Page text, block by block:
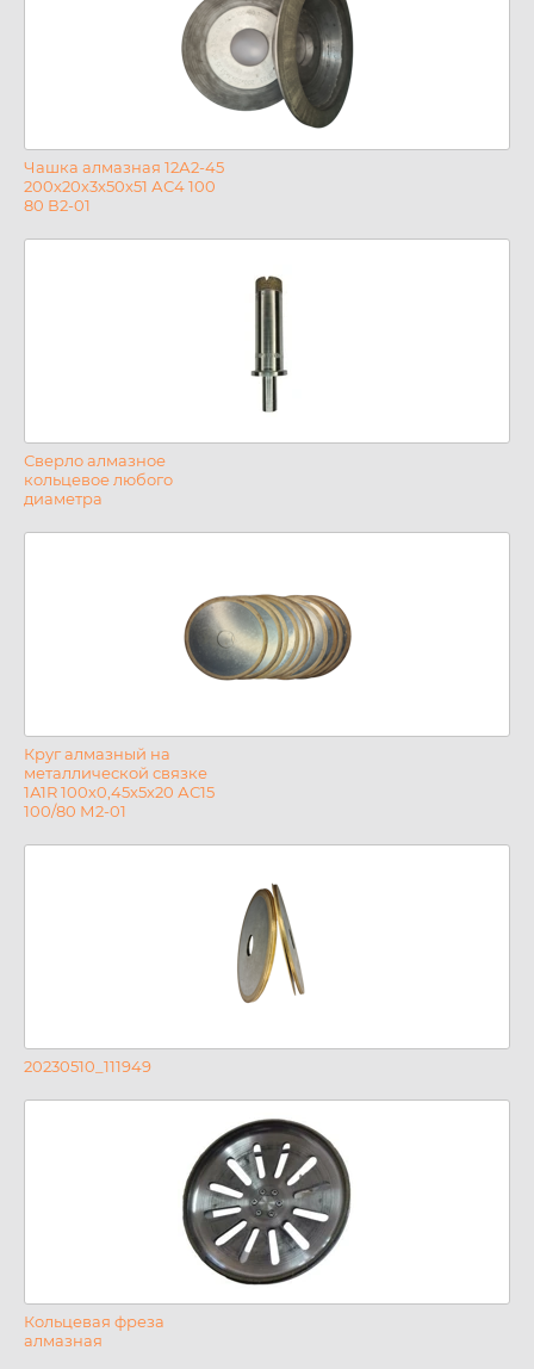
Чашка алмазная 12А2-45
200х20х3х50х51 АС4 100
80 В2-01
Сверло алмазное
кольцевое любого
диаметра
Круг алмазный на
металлической связке
1А1R 100х0,45х5х20 АС15
100/80 М2-01
20230510_111949
Кольцевая фреза
алмазная